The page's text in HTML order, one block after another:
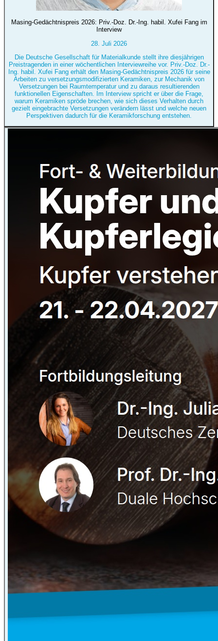
Masing-Gedächtnispreis 2026: Priv.-Doz. Dr.-Ing. habil. Xufei Fang im
Interview
28. Juli 2026
Die Deutsche Gesellschaft für Materialkunde stellt ihre diesjährigen
Preistragenden in einer wöchentlichen Interviewreihe vor. Priv.-Doz. Dr.-
Ing. habil. Xufei Fang erhält den Masing-Gedächtnispreis 2026 für seine
Arbeiten zu versetzungsmodifizierten Keramiken, zur Mechanik von
Versetzungen bei Raumtemperatur und zu daraus resultierenden
funktionellen Eigenschaften. Im Interview spricht er über die Frage,
warum Keramiken spröde brechen, wie sich dieses Verhalten durch
gezielt eingebrachte Versetzungen verändern lässt und welche neuen
Perspektiven dadurch für die Keramikforschung entstehen.